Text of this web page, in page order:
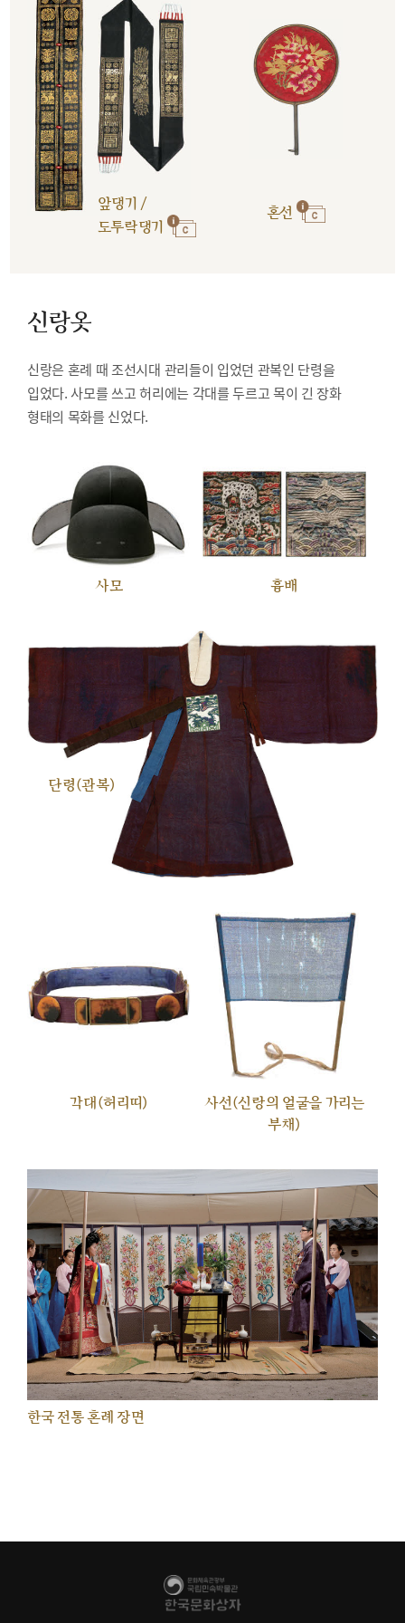
앞댕기 /
도투락댕기
혼선
신랑옷
신랑은 혼례 때 조선시대 관리들이 입었던 관복인 단령을
입었다. 사모를 쓰고 허리에는 각대를 두르고 목이 긴 장화
형태의 목화를 신었다.
사모 흉배
단령(관복)
각대(허리띠)
사선(신랑의 얼굴을 가리는
부채)
한국 전통 혼례 장면